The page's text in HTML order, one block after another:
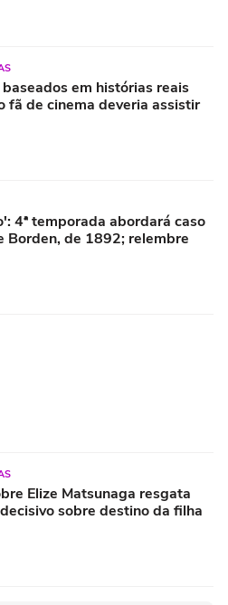
em histórias reais
fã de cinema deveria assistir
4ª temporada abordará caso
Borden, de 1892; relembre
Elize Matsunaga resgata
sobre destino da filha